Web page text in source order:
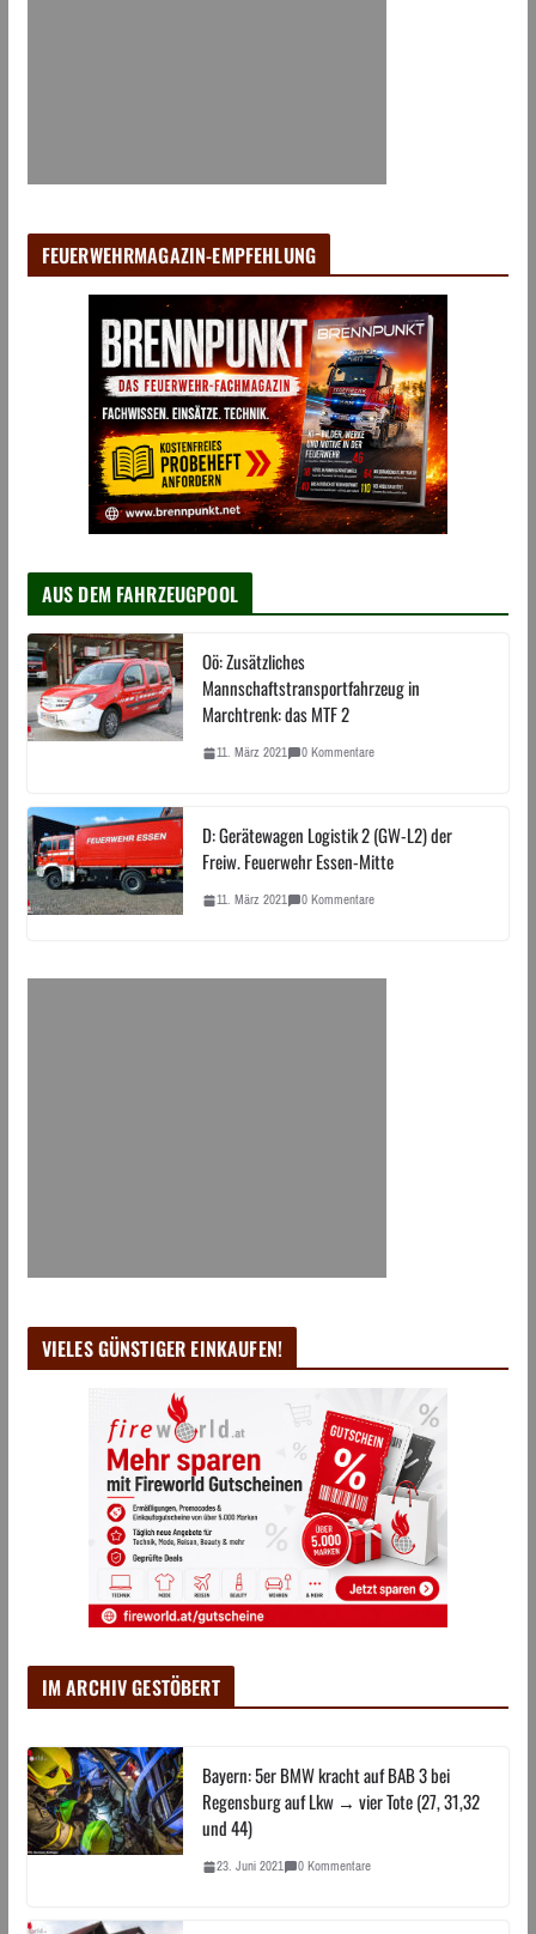
FEUERWEHRMAGAZIN-EMPFEHLUNG
AUS DEM FAHRZEUGPOOL
Oö: Zusätzliches
Mannschaftstransportfahrzeug in
Marchtrenk: das MTF 2
11. März 2021 0 Kommentare
D: Gerätewagen Logistik 2 (GW-L2) der
Freiw. Feuerwehr Essen-Mitte
11. März 2021 0 Kommentare
VIELES GÜNSTIGER EINKAUFEN!
IM ARCHIV GESTÖBERT
Bayern: 5er BMW kracht auf BAB 3 bei
Regensburg auf Lkw → vier Tote (27, 31,32
und 44)
23. Juni 2021 0 Kommentare